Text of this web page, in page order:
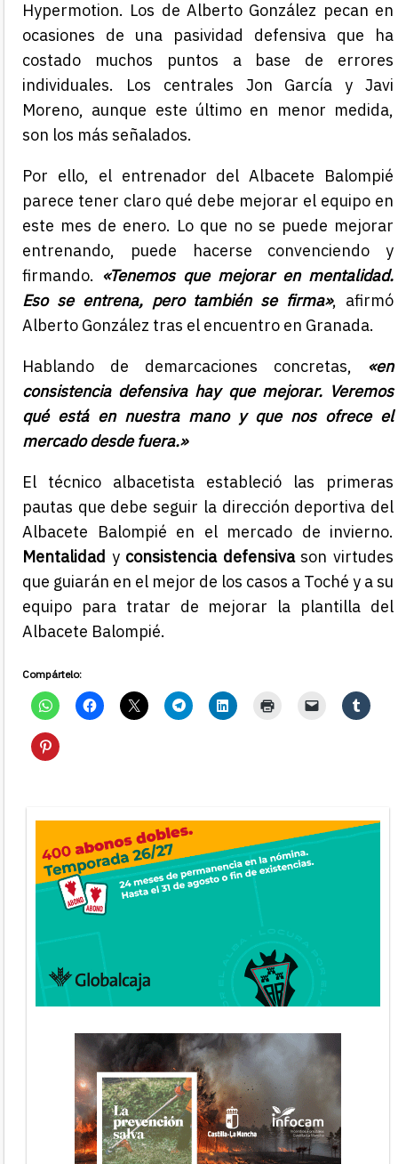
Hypermotion. Los de Alberto González pecan en
ocasiones de una pasividad defensiva que ha
costado muchos puntos a base de errores
individuales. Los centrales Jon García y Javi
Moreno, aunque este último en menor medida,
son los más señalados.
Por ello, el entrenador del Albacete Balompié
parece tener claro qué debe mejorar el equipo en
este mes de enero. Lo que no se puede mejorar
entrenando, puede hacerse convenciendo y
firmando. «Tenemos que mejorar en mentalidad.
Eso se entrena, pero también se firma», afirmó
Alberto González tras el encuentro en Granada.
Hablando de demarcaciones concretas, «en
consistencia defensiva hay que mejorar. Veremos
qué está en nuestra mano y que nos ofrece el
mercado desde fuera.»
El técnico albacetista estableció las primeras
pautas que debe seguir la dirección deportiva del
Albacete Balompié en el mercado de invierno.
Mentalidad y consistencia defensivason virtudes
que guiarán en el mejor de los casos a Toché y a su
equipo para tratar de mejorar la plantilla del
Albacete Balompié.
Compártelo: